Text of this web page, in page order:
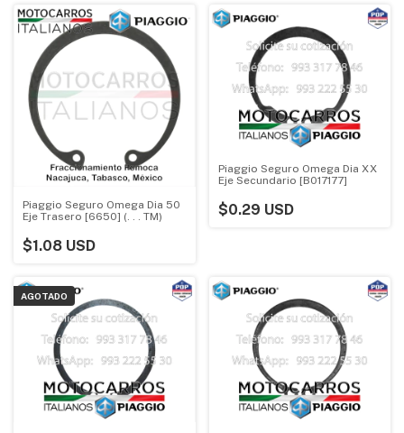
Piaggio Seguro Omega Dia 50
Eje Trasero [6650] (. . . TM)
$1.08 USD
Piaggio Seguro Omega Dia XX
Eje Secundario [B017177]
$0.29 USD
AGOTADO